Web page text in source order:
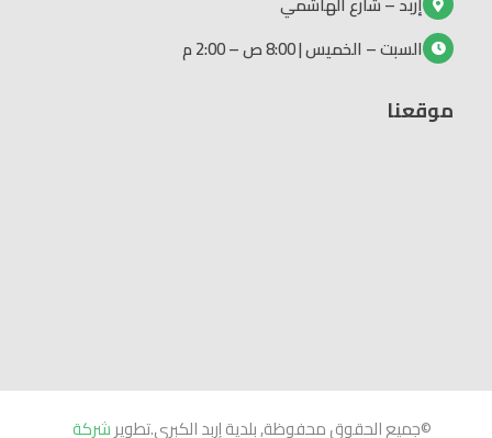
السبت – الخميس | 8:00 ص – 2:00 م
موقعنا
©جميع الحقوق محفوظة, بلدية إربد الكبرى.تطويرشركة